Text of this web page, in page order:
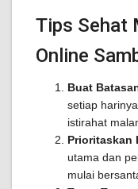
Tips Sehat
Online
Buat
setiap
istirahat
Prioritaskan
utama dan
mulai